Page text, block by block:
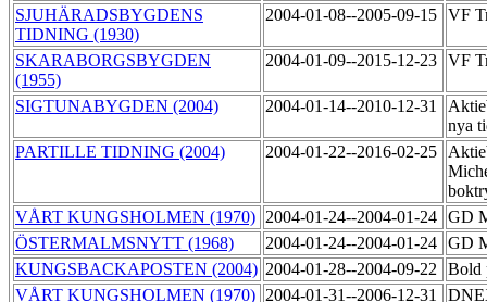
SJUHÄRADSBYGDENS
TIDNING (1930)
2004-01-08--2005-09-15 VF
SKARABORGSBYGDEN
(1955)
2004-01-09--2015-12-23 VF
SIGTUNABYGDEN (2004) 2004-01-14--2010-12-31
nya
PARTILLE TIDNING (2004)
2004-01-22--2016-02-25
VÅRT KUNGSHOLMEN (1970) 2004-01-24--2004-01-24 GD
ÖSTERMALMSNYTT (1968)
2004-01-24--2004-01-24 GD
KUNGSBACKAPOSTEN (2004) 2004-01-28--2004-09-22
Bold
VÅRT KUNGSHOLMEN (1970) 2004-01-31--2006-12-31